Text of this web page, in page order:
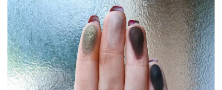
DIY/Recettes
(15)
Lecture/Séries
(13)
Vie
quotidienne/Maison